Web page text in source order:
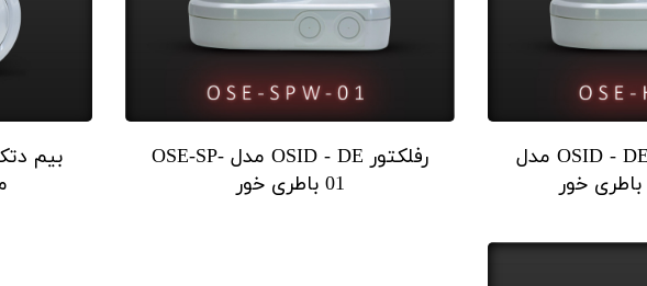
رفلکتور توان بالا OSID - DE مدل
رفلکتور OSID - DE مدل OSE-SP-
01 باطری خور